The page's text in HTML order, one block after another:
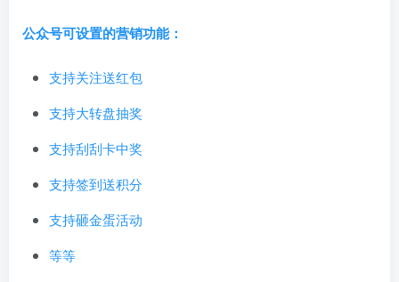
公众号可设置的营销功能：
支持关注送红包
支持大转盘抽奖
支持刮刮卡中奖
支持签到送积分
支持砸金蛋活动
等等